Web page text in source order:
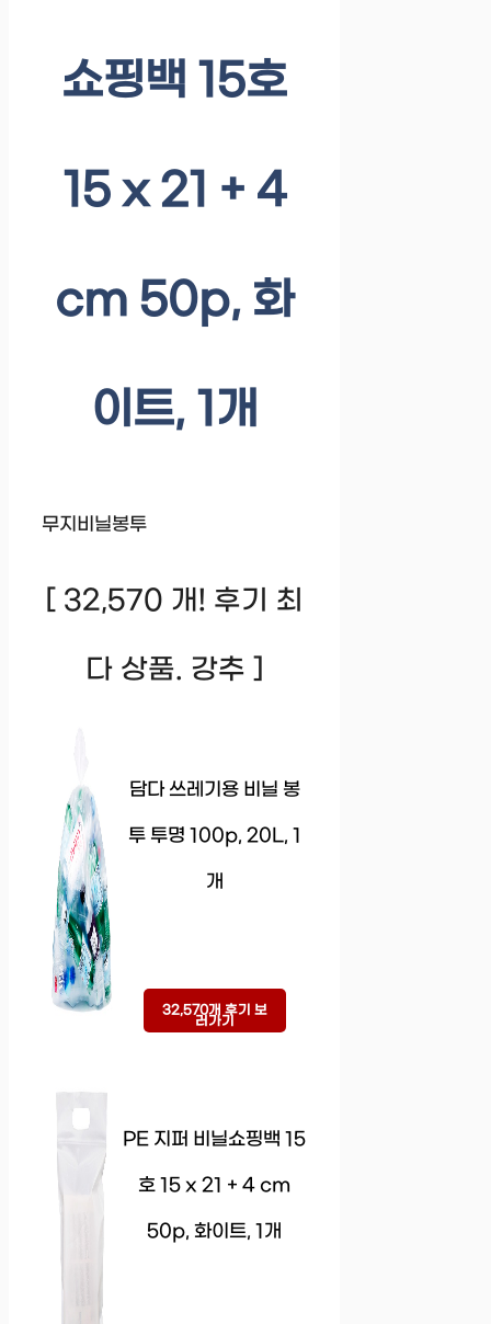
쇼핑백 15호
15 x 21 + 4
cm 50p, 화
이트, 1개
무지비닐봉투
[ 32,570 개! 후기 최
다 상품. 강추 ]
담다 쓰레기용 비닐 봉
투 투명 100p, 20L, 1
개
32,570개 후기 보
러가기
PE 지퍼 비닐쇼핑백 15
호 15 x 21 + 4 cm
50p, 화이트, 1개